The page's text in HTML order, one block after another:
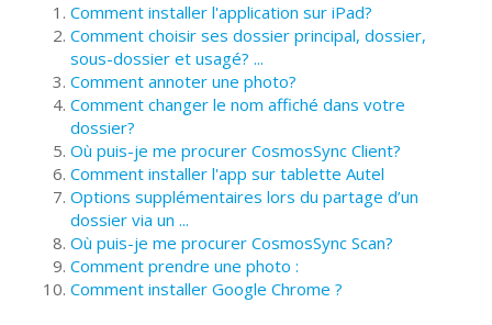
Comment installer l'application sur iPad?
Comment choisir ses dossier principal, dossier,
sous-dossier et usagé? ...
Comment annoter une photo?
Comment changer le nom affiché dans votre
dossier?
Où puis-je me procurer CosmosSync Client?
Comment installer l'app sur tablette Autel
Options supplémentaires lors du partage d’un
dossier via un ...
Où puis-je me procurer CosmosSync Scan?
Comment prendre une photo :
Comment installer Google Chrome ?